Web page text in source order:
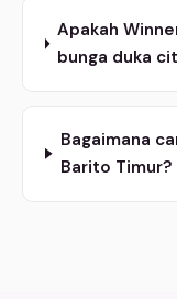
Apakah
bunga duka
Bagaimana
Barito Timur?